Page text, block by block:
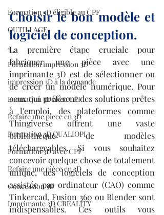
Formation 3D éligible au CPF
OUTILLAGE
4
Formation impression 3D
impression 3D à la demande
Formation 3D avec CPF
Refaire une piece en 3D
Formation 3D QUALIOPI
Formation 3D avec CPF
Refaire une pièce en 3D
Concession 3D
Imprimante 3D CREALITY
Choisir le bon modèle et
logiciel de conception.
La première étape cruciale pour
fabriquer une pièce avec une
imprimante 3D est de sélectionner ou
de créer un modèle numérique. Pour
ceux qui préfèrent des solutions prêtes
à l'emploi, des plateformes comme
Thingiverse offrent une vaste
bibliothèque de modèles
téléchargeables. Si vous souhaitez
concevoir quelque chose de totalement
unique, des logiciels de conception
assistée par ordinateur (CAO) comme
Tinkercad, Fusion 360 ou Blender sont
indispensables. Ces outils vous